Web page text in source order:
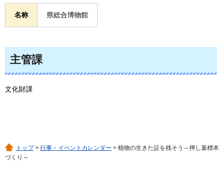
名称 県総合博物館
主管課
文化財課
トップ> 行事・イベントカレンダー > 植物の生きた証を残そう～押し葉標本
づくり～